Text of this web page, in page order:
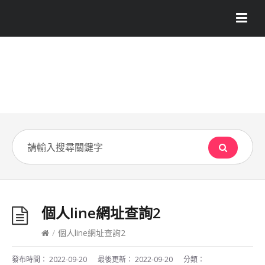
個人line網址查詢2
/ 個人line網址查詢2
發布時間： 2022-09-20 最後更新： 2022-09-20 分類：